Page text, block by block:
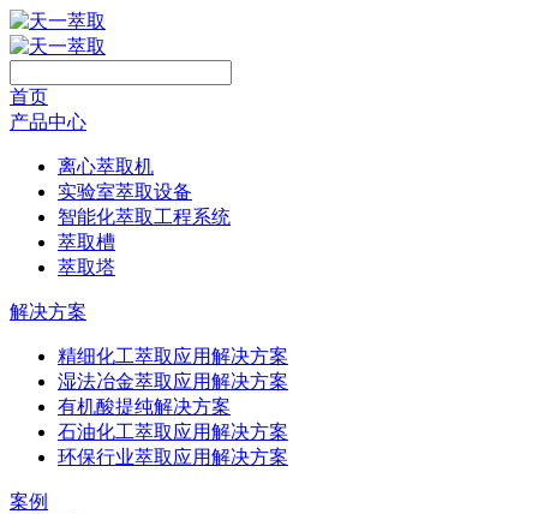
首页
产品中心
离心萃取机
实验室萃取设备
智能化萃取工程系统
萃取槽
萃取塔
解决方案
精细化工萃取应用解决方案
湿法冶金萃取应用解决方案
有机酸提纯解决方案
石油化工萃取应用解决方案
环保行业萃取应用解决方案
案例